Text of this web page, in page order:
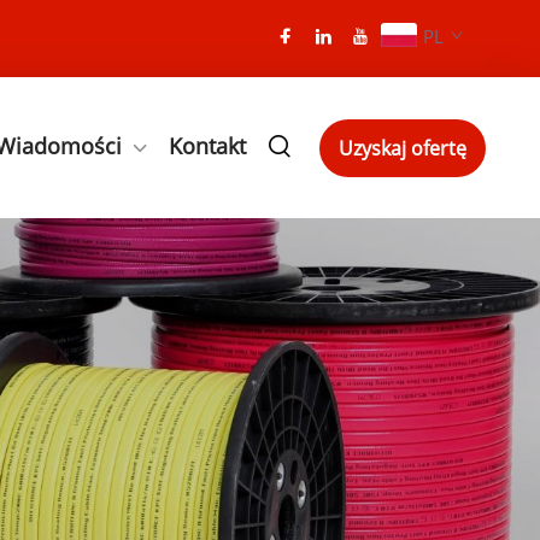
PL
Kontakt Uzyskaj ofertę